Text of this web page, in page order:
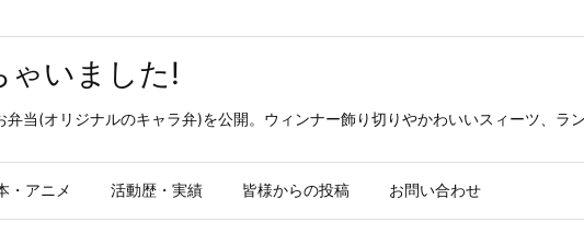
ゃいました!
当(オリジナルのキャラ弁)を公開。ウィンナー飾り切りやかわいいスィーツ、ラ
・アニメ 活動歴・実績 皆様からの投稿 お問い合わせ